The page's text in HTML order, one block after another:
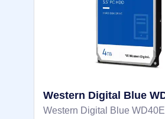
Western Digital Blue